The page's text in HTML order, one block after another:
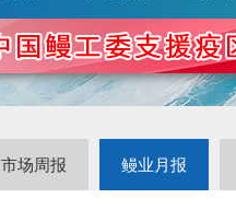
市场周报 鳗业月报